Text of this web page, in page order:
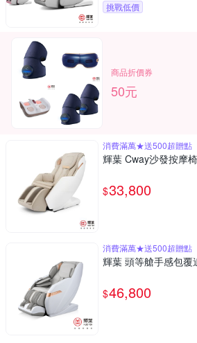
挑戰低價
商品折價券
50元
消費滿萬★送500超贈點
輝葉 Cway沙發按摩
$33,800
消費滿萬★送500超贈點
輝葉 頭等艙手感包覆
$46,800